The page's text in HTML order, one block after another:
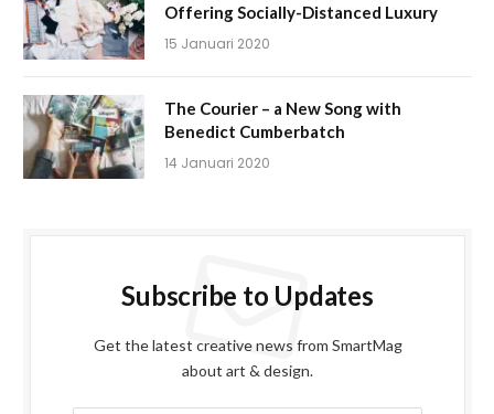
Offering Socially-Distanced Luxury
15 Januari 2020
The Courier – a New Song with
Benedict Cumberbatch
14 Januari 2020
Subscribe to Updates
Get the latest creative news from SmartMag
about art & design.